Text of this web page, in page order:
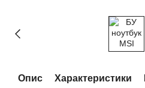
Опис Характеристики